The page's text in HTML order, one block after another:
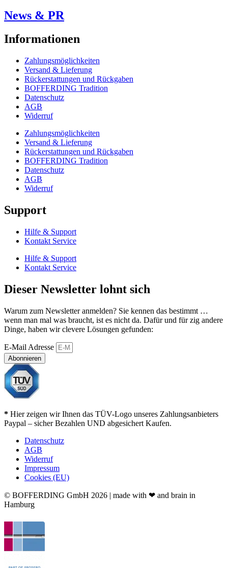
News & PR
Informationen
Zahlungsmöglichkeiten
Versand & Lieferung
Rückerstattungen und Rückgaben
BOFFERDING Tradition
Datenschutz
AGB
Widerruf
Zahlungsmöglichkeiten
Versand & Lieferung
Rückerstattungen und Rückgaben
BOFFERDING Tradition
Datenschutz
AGB
Widerruf
Support
Hilfe & Support
Kontakt Service
Hilfe & Support
Kontakt Service
Dieser Newsletter lohnt sich
Warum zum Newsletter anmelden? Sie kennen das bestimmt …
wenn man mal was braucht, ist es nicht da. Dafür und für zig andere
Dinge, haben wir clevere Lösungen gefunden:
E-Mail Adresse
Abonnieren
* Hier zeigen wir Ihnen das TÜV-Logo unseres Zahlungsanbieters
Paypal – sicher Bezahlen UND abgesichert Kaufen.
Datenschutz
AGB
Widerruf
Impressum
Cookies (EU)
© BOFFERDING GmbH 2026 | made with ❤ and brain in
Hamburg